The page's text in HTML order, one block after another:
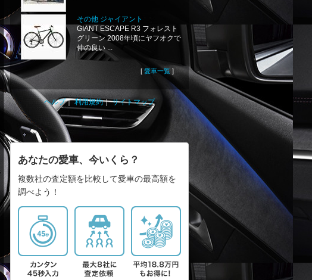
その他 ジャイアント
GIANT ESCAPE R3 フォレスト
グリーン 2008年頃にヤフオクで
仲の良い ...
[ 愛車一覧 ]
ヘルプ｜利用規約｜サイトマップ
あなたの愛車、今いくら？
複数社の査定額を比較して愛車の最高額を
調べよう！